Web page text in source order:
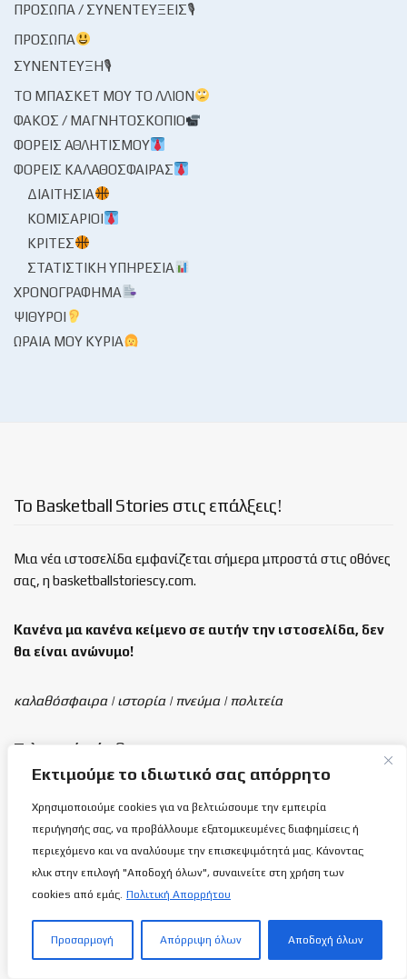
Εκτιμούμε το ιδιωτικό σας απόρρητο
Χρησιμοποιούμε cookies για να βελτιώσουμε την εμπειρία
περιήγησής σας, να προβάλλουμε εξατομικευμένες διαφημίσεις ή
περιεχόμενο και να αναλύουμε την επισκεψιμότητά μας. Κάνοντας
κλικ στην επιλογή "Αποδοχή όλων", συναινείτε στη χρήση των
cookies από εμάς. Πολιτική Απορρήτου
Προσαρμογή Απόρριψη όλων Αποδοχή όλων
ΠΡΌΣΩΠΑ / ΣΥΝΕΝΤΕΎΞΕΙΣ🎙
ΠΡΌΣΩΠΑ
ΣΥΝΈΝΤΕΥΞΗ🎙
ΤΟ ΜΠΆΣΚΕΤ ΜΟΥ ΤΟ ΛΛΊΟΝ
ΦΑΚΌΣ / ΜΑΓΝΗΤΟΣΚΌΠΙΟ
ΦΟΡΕΊΣ ΑΘΛΗΤΙΣΜΟΎ
ΦΟΡΕΊΣ ΚΑΛΑΘΌΣΦΑΙΡΑΣ
ΔΙΑΙΤΗΣΊΑ
ΚΟΜΙΣΆΡΙΟΙ
ΚΡΙΤΈΣ
ΣΤΑΤΙΣΤΙΚΉ ΥΠΗΡΕΣΊΑ
ΧΡΟΝΟΓΡΆΦΗΜΑ
ΨΊΘΥΡΟΙ
ΩΡΑΊΑ ΜΟΥ ΚΥΡΊΑ
Το Basketball Stories στις επάλξεις!
Μια νέα ιστοσελίδα εμφανίζεται σήμερα μπροστά στις οθόνες
σας, η basketballstoriescy.com.
Κανένα μα κανένα κείμενο σε αυτήν την ιστοσελίδα, δεν
θα είναι ανώνυμο!
καλαθόσφαιρα | ιστορία | πνεύμα | πολιτεία
Τελευταία άρθρα
Εθνική Γυναικών Κ16: Πανέτοιμη για
ανταπεξέλθει στη δική της πρόκληση!
8 ΑΥΓΟΎΣΤΟΥ 2026
Βρες το λάθος: Τα δύο Κυανόλευκα
Τρόπαια!
8 ΑΥΓΟΎΣΤΟΥ 2026